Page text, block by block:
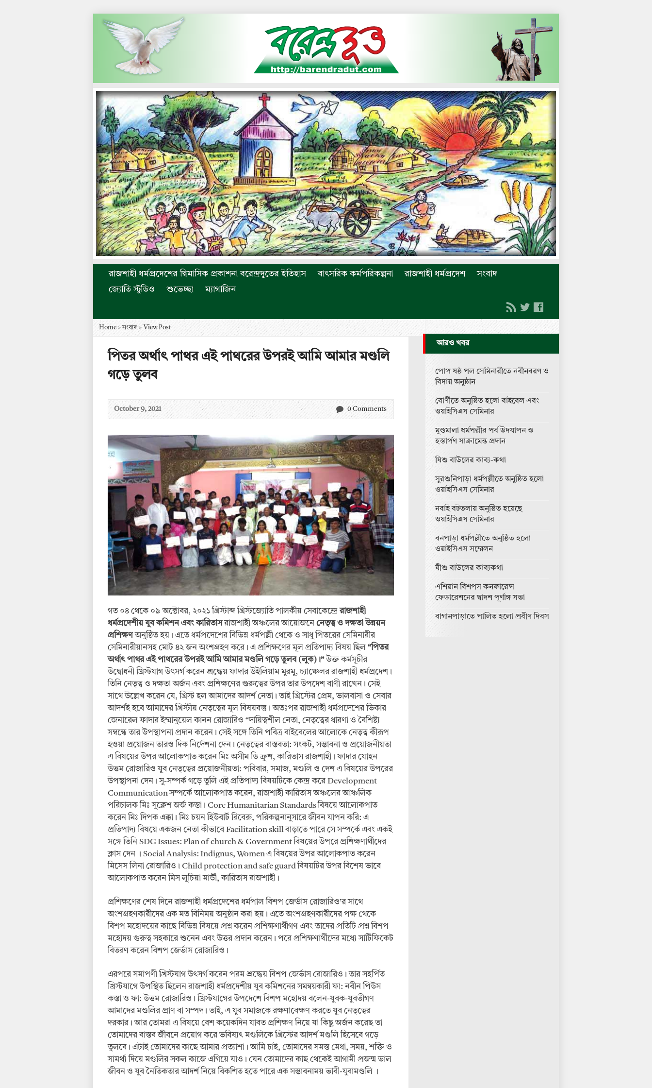
রাজশাহী ধর্মপ্রদেশের দ্বিমাসিক প্রকাশনা বরেন্দ্রদূতের ইতিহাস বাৎসরিক কর্মপরিকল্পনা রাজশাহী ধর্মপ্রদেশ
সংবাদ
জ্যোতি স্টুডিও
শুভেচ্ছা ম্যাগাজিন
Home >সংবাদ> View Post
পিতর অর্থাৎ পাথর এই পাথরের উপরই আমি আমার মণ্ডলি
গড়ে তুলব
October 9, 2021 0 Comments
গত ০৪ থেকে ০৯ অক্টোবর, ২০২১ খ্রিস্টাব্দ খ্রিস্টজ্যোতি পালকীয় সেবাকেন্দ্রেরাজশাহী
ধর্মপ্রদেশীয়যুবকমিশনএবংকারিতাসরাজশাহী অঞ্চলের আয়োজনে নেতৃত্বওদক্ষতাউন্নয়ন
প্রশিক্ষণঅনুষ্ঠিত হয়। এতে ধর্মপ্রদেশের বিভিন্ন ধর্মপল্লী থেকে ও সাধু পিতরের সেমিনারীর
সেমিনারীয়ানসহ মোট ৪২ জন অংশগ্রহণ করে। এ প্রশিক্ষণের মূল প্রতিপাদ্য বিষয় ছিল “পিতর
অর্থাৎপাথরএইপাথরেরউপরইআমিআমারমণ্ডলিগড়েতুলব (লুক) ।”উক্ত কর্মসূচীর
উদ্বোধনী খ্রিস্টযাগ উৎসর্গ করেন শ্রদ্ধেয় ফাদার উইলিয়াম মুরমু, চ্যাঞ্চেলর রাজশাহী ধর্মপ্রদেশ।
তিনি নেতৃত্ব ও দক্ষতা অর্জন এবং প্রশিক্ষণের গুরুত্বের উপর তার উপদেশ বাণী রাখেন। সেই
সাথে উল্লেখ করেন যে, খ্রিস্ট হল আমাদের আদর্শ নেতা। তাই খ্রিস্টের প্রেম, ভালবাসা ও সেবার
আদর্শই হবে আমাদের খ্রিস্টীয় নেতৃত্বের মূল বিষয়বস্তু। অতঃপর রাজশাহী ধর্মপ্রদেশের ভিকার
জেনারেল ফাদার ইম্মানুয়েল কানন রোজারিও “দায়িত্বশীল নেতা, নেতৃত্বের ধারণা ও বৈশিষ্ট্য
সম্বন্ধে তার উপস্থাপনা প্রদান করেন। সেই সঙ্গে তিনি পবিত্র বাইবেলের আলোকে নেতৃত্ব কীরূপ
হওয়া প্রয়োজন তারও দিক নির্দেশনা দেন। নেতৃত্বের বাস্তবতা: সংকট, সম্ভাবনা ও প্রয়োজনীয়তা
এ বিষয়ের উপর আলোকপাত করেন মিঃ অসীম ডি ক্রুশ, কারিতাস রাজশাহী। ফাদার যোহন
উত্তম রোজারিও যুব নেতৃত্বের প্রয়োজনীয়তা: পবিবার, সমাজ, মণ্ডলি ও দেশ এ বিষয়ের উপরের
উপস্থাপনা দেন। সু-সম্পর্ক গড়ে তুলি এই প্রতিপাদ্য বিষয়টিকে কেন্দ্র করে Development
Communication সম্পর্কে আলোকপাত করেন, রাজশাহী কারিতাস অঞ্চলের আঞ্চলিক
পরিচালক মিঃ সুক্লেশ জর্জ কস্তা। Core Humanitarian Standards বিষয়ে আলোকপাত
করেন মিঃ দিপক এক্কা। মিঃ চয়ন হিউবার্ট রিবেরু, পরিকল্পনানুসারে জীবন যাপন করি: এ
প্রতিপাদ্য বিষয়ে একজন নেতা কীভাবে Facilitation skill বাড়াতে পারে সে সম্পর্কে এবং একই
সঙ্গে তিনি SDG Issues: Plan of church & Government বিষয়ের উপরে প্রশিক্ষণার্থীদের
ক্লাস দেন । Social Analysis: Indignus, Women এ বিষয়ের উপর আলোকপাত করেন
মিসেস লিনা রোজারিও। Child protection and safe guard বিষয়টির উপর বিশেষ ভাবে
আলোকপাত করেন মিস লুচিয়া মার্ডী, কারিতাস রাজশাহী।
প্রশিক্ষণের শেষ দিনে রাজশাহী ধর্মপ্রদেশের ধর্মপাল বিশপ জের্ভাস রোজারিও’র সাথে
অংশগ্রহণকারীদের এক মত বিনিময় অনুষ্ঠান করা হয়। এতে অংশগ্রহণকারীদের পক্ষ থেকে
বিশপ মহোদয়ের কাছে বিভিন্ন বিষয়ে প্রশ্ন করেন প্রশিক্ষণার্থীগণ এবং তাদের প্রতিটি প্রশ্ন বিশপ
মহোদয় গুরুত্ব সহকারে শুনেন এবং উত্তর প্রদান করেন। পরে প্রশিক্ষণার্থীদের মধ্যে সার্টিফিকেট
বিতরণ করেন বিশপ জের্ভাস রোজারিও।
এরপরে সমাপণী খ্রিস্টযাগ উৎসর্গ করেন পরম শ্রদ্ধেয় বিশপ জের্ভাস রোজারিও। তার সহর্পিত
খ্রিস্টযাগে উপস্থিত ছিলেন রাজশাহী ধর্মপ্রদেশীয় যুব কমিশনের সমন্বয়কারী ফা: নবীন পিউস
কস্তা ও ফা: উত্তম রোজারিও। খ্রিস্টযাগের উপদেশে বিশপ মহোদয় বলেন-যুবক-যুবতীগণ
আমাদের মণ্ডলির প্রাণ বা সম্পদ। তাই, এ যুব সমাজকে রক্ষণাবেক্ষণ করতে যুব নেতৃত্বের
দরকার। আর তোমরা এ বিষয়ে বেশ কয়েকদিন যাবত প্রশিক্ষণ নিয়ে যা কিছু অর্জন করেছ তা
তোমাদের বাস্তব জীবনে প্রয়োগ করে ভবিষ্যৎ মণ্ডলিকে খ্রিস্টের আদর্শ মণ্ডলি হিসেবে গড়ে
তুলবে। এটাই তোমাদের কাছে আমার প্রত্যাশা। আমি চাই, তোমাদের সমস্ত মেধা, সময়, শক্তি ও
সামর্থ্য দিয়ে মণ্ডলির সকল কাজে এগিয়ে যাও। যেন তোমাদের কাছ থেকেই আগামী প্রজন্ম ভাল
জীবন ও যুব নৈতিকতার আদর্শ নিয়ে বিকশিত হতে পারে এক সম্ভাবনাময় ভাবী-যুবামণ্ডলি ।
আরও খবর
পোপ ষষ্ঠ পল সেমিনারীতে নবীনবরণ ও
বিদায় অনুষ্ঠান
বোর্ণীতে অনুষ্ঠিত হলো বাইবেল এবং
ওয়াইসিএস সেমিনার
মুণ্ডমালা ধর্মপল্লীর পর্ব উদযাপন ও
হস্তার্পণ সাক্রামেন্ত প্রদান
যিশু বাউলের কাব্য-কথা
সুরশুনিপাড়া ধর্মপল্লীতে অনুষ্ঠিত হলো
ওয়াইসিএস সেমিনার
নবাই বটতলায় অনুষ্ঠিত হয়েছে
ওয়াইসিএস সেমিনার
বনপাড়া ধর্মপল্লীতে অনুষ্ঠিত হলো
ওয়াইসিএস সম্মেলন
যীশু বাউলের কাব্যকথা
এশিয়ান বিশপস কনফারেন্স
ফেডারেশনের দ্বাদশ পূর্ণাঙ্গ সভা
বাগানপাড়াতে পালিত হলো প্রবীণ দিবস